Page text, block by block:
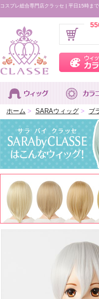
コスプレ総合専門店クラッセ | 平日15時ま
ホーム > SARAウィッグ > ブ